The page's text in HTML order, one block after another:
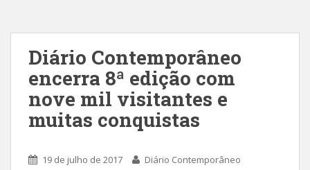
Diário Contemporâneo
encerra 8ª edição com
nove mil visitantes e
muitas conquistas
19 de julho de 2017 Diário Contemporâneo